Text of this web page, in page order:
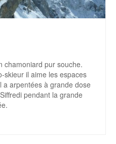
chamoniard pur souche.
skieur il aime les espaces
a arpentées à grande dose
pendant la grande